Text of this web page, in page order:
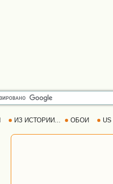
ИЗ ИСТОРИИ... ОБОИ US